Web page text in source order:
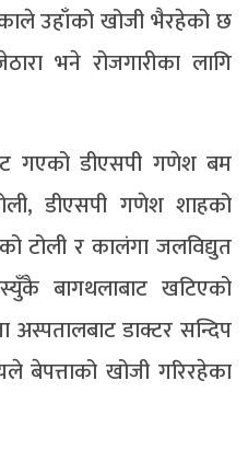
उहाँको खोजी भैरहेको छ
भने रोजगारीका लागि
गएको डीएसपी गणेश बम
डीएसपी गणेश शाहको
टोली र कालंगा जलविद्युत
बागथलाबाट खटिएको
अस्पतालबाट डाक्टर सन्दिप
बेपत्ताको खोजी गरिरहेका